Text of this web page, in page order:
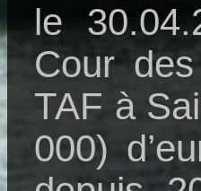
le
Cour
TAF à
000)